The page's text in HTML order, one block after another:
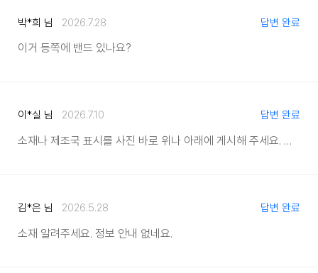
박*희 님 2026.7.28 답변 완료
이거 등쪽에 밴드 있나요?
이*실 님 2026.7.10 답변 완료
소재나 제조국 표시를 사진 바로 위나 아래에 게시해 주세요.
왜 리
김*은 님 2026.5.28 답변 완료
소재 알려주세요. 정보 안내 없네요.